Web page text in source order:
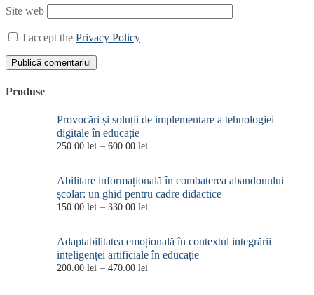
Site web
I accept the Privacy Policy
Produse
Provocări și soluții de implementare a tehnologiei
digitale în educație
250.00 lei – 600.00 leiInterval
250.00 lei
până
la
Abilitare informațională în combaterea abandonului
școlar: un ghid pentru cadre didactice
150.00 lei – 330.00 leiInterval
150.00 lei
până
la
Adaptabilitatea emoțională în contextul integrării
inteligenței artificiale în educație
200.00 lei – 470.00 leiInterval